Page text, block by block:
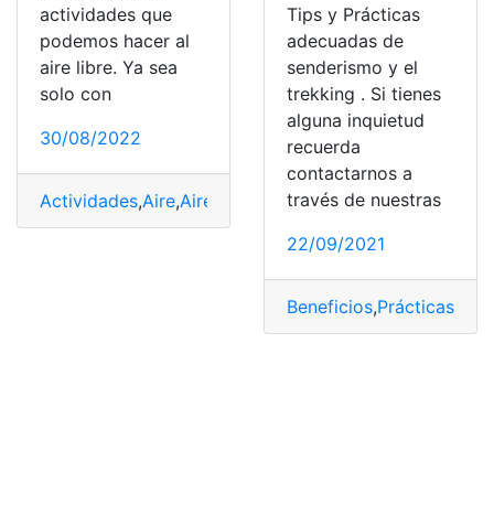
actividades que
podemos hacer al
aire libre. Ya sea
solo con
30/08/2022
Actividades,Aire,Aire libre Senderismo,Webs
Tips y Prácticas
adecuadas de
senderismo y el
trekking . Si tienes
alguna inquietud
recuerda
contactarnos a
través de nuestras
22/09/2021
Beneficios,Prácticas